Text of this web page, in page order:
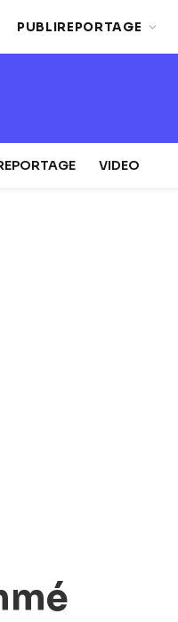
PUBLIREPORTAGE
VIDEO